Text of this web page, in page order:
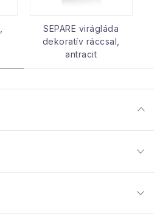
SEPARE virágláda
dekoratív ráccsal,
antracit